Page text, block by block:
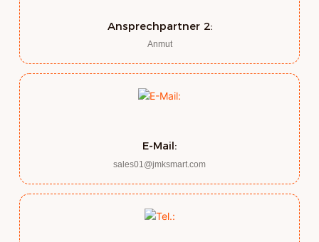
Ansprechpartner 2:
Anmut
E-Mail:
sales01@jmksmart.com